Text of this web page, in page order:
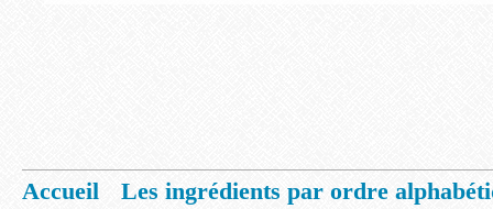
Accueil
Les ingrédients par ordre